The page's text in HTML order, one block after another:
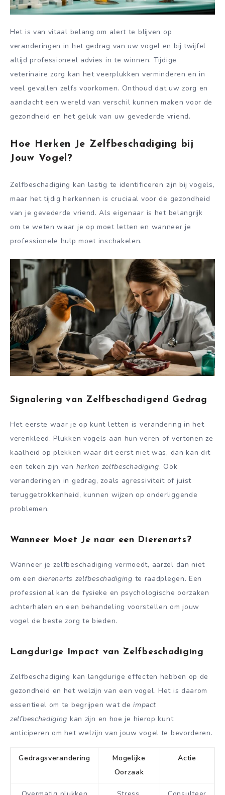
Het is van vitaal belang om alert te blijven op
veranderingen in het gedrag van uw vogel en bij twijfel
altijd professioneel advies in te winnen. Tijdige
veterinaire zorg kan het veerplukken verminderen en in
veel gevallen zelfs voorkomen. Onthoud dat uw zorg en
aandacht een wereld van verschil kunnen maken voor de
gezondheid en het geluk van uw gevederde vriend.
Hoe Herken Je Zelfbeschadiging bij
Jouw Vogel?
Zelfbeschadiging kan lastig te identificeren zijn bij vogels,
maar het tijdig herkennen is cruciaal voor de gezondheid
van je gevederde vriend. Als eigenaar is het belangrijk
om te weten waar je op moet letten en wanneer je
professionele hulp moet inschakelen.
Signalering van Zelfbeschadigend Gedrag
Het eerste waar je op kunt letten is verandering in het
verenkleed. Plukken vogels aan hun veren of vertonen ze
kaalheid op plekken waar dit eerst niet was, dan kan dit
een teken zijn van herken zelfbeschadiging. Ook
veranderingen in gedrag, zoals agressiviteit of juist
teruggetrokkenheid, kunnen wijzen op onderliggende
problemen.
Wanneer Moet Je naar een Dierenarts?
Wanneer je zelfbeschadiging vermoedt, aarzel dan niet
om een dierenarts zelfbeschadiging te raadplegen. Een
professional kan de fysieke en psychologische oorzaken
achterhalen en een behandeling voorstellen om jouw
vogel de beste zorg te bieden.
Langdurige Impact van Zelfbeschadiging
Zelfbeschadiging kan langdurige effecten hebben op de
gezondheid en het welzijn van een vogel. Het is daarom
essentieel om te begrijpen wat deimpact
zelfbeschadiging kan zijn en hoe je hierop kunt
anticiperen om het welzijn van jouw vogel te bevorderen.
Gedragsverandering
Mogelijke
Oorzaak
Actie